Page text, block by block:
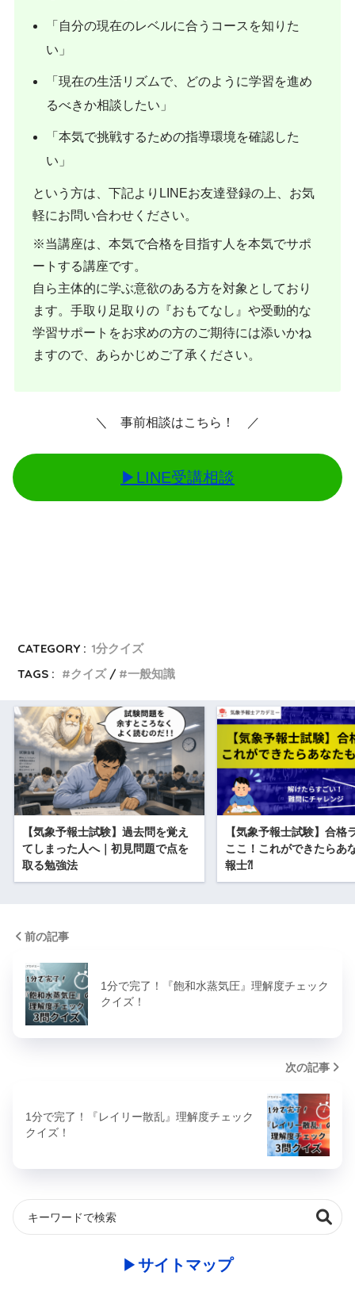
「自分の現在のレベルに合うコースを知りた
い」
「現在の生活リズムで、どのように学習を進め
るべきか相談したい」
「本気で挑戦するための指導環境を確認した
い」
という方は、下記よりLINEお友達登録の上、お気
軽にお問い合わせください。
※当講座は、本気で合格を目指す人を本気でサポ
ートする講座です。
自ら主体的に学ぶ意欲のある方を対象としており
ます。手取り足取りの『おもてなし』や受動的な
学習サポートをお求めの方のご期待には添いかね
ますので、あらかじめご了承ください。
＼ 事前相談はこちら！ ／
▶︎LINE受講相談
CATEGORY : 1分クイズ
TAGS :
クイズ 一般知識
【気象予報士試験】過去問を覚え
てしまった人へ｜初見問題で点を
取る勉強法
【気象予報士試験】合格
ここ！これができたらあ
報士⁈
前の記事
1分で完了！『飽和水蒸気圧』理解度チェック
クイズ！
次の記事
1分で完了！『レイリー散乱』理解度チェック
クイズ！
▶︎サイトマップ